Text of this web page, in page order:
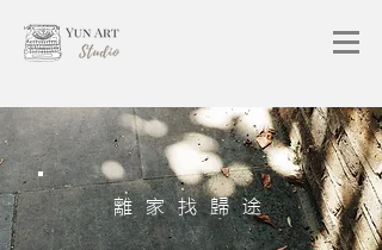
離家找歸途